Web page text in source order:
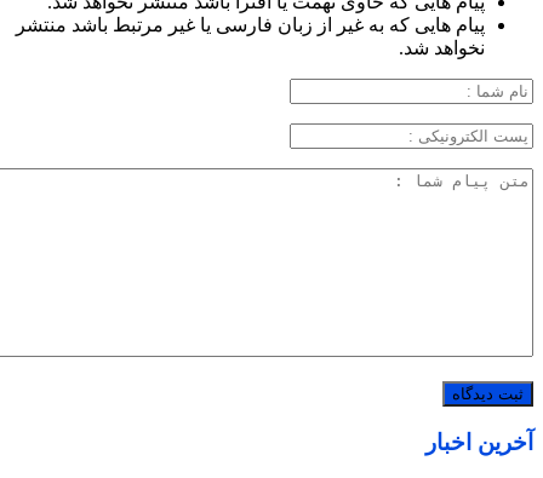
پیام هایی که به غیر از زبان فارسی یا غیر مرتبط باشد منتشر
نخواهد شد.
آخرین اخبار